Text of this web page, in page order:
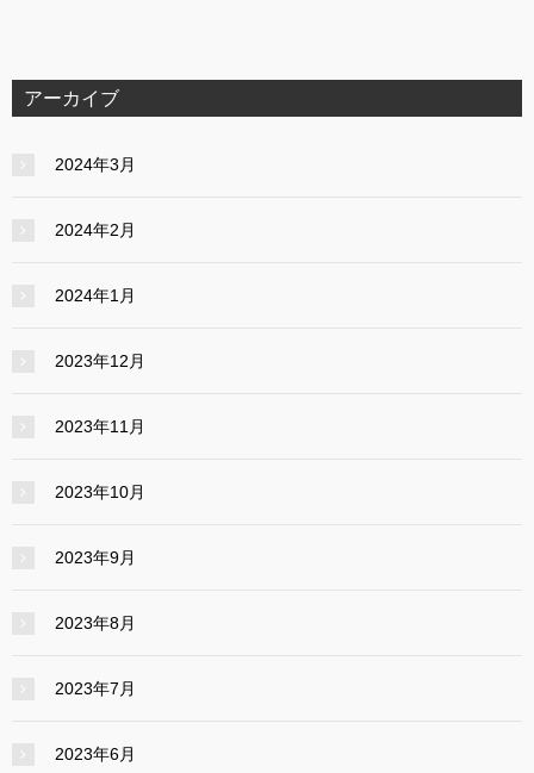
アーカイブ
2024年3月
2024年2月
2024年1月
2023年12月
2023年11月
2023年10月
2023年9月
2023年8月
2023年7月
2023年6月